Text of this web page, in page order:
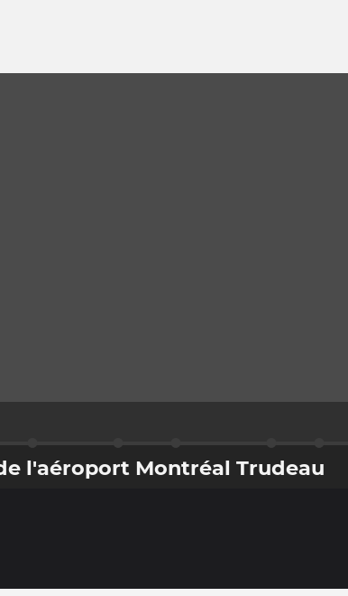
l'aéroport Montréal Trudeau